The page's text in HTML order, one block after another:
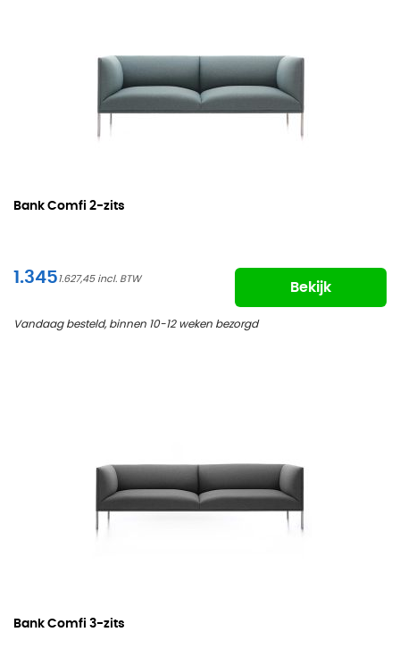
Bank Comfi 2-zits
1.3451.627,45
Bekijk
Vandaag besteld, binnen 10-12 weken bezorgd
Bank Comfi 3-zits